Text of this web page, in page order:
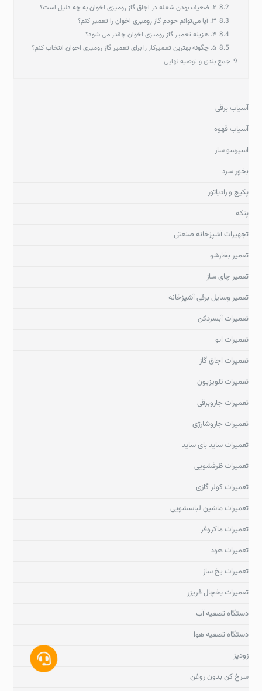
8.2 ۲. ضعیف بودن شعله در اجاق گاز رومیزی اخوان به چه دلیل است؟
8.3 ۳. آیا می‌توانم خودم گاز رومیزی اخوان را تعمیر کنم؟
8.4 ۴. هزینه تعمیر گاز رومیزی اخوان چقدر می شود؟
8.5 ۵. چگونه بهترین تعمیرکار را برای تعمیر گاز رومیزی اخوان انتخاب کنم؟
9 جمع‌ بندی و توصیه نهایی
آسیاب برقی
آسیاب قهوه
اسپرسو ساز
بخور سرد
پکیج و رادیاتور
پنکه
تجهیزات آشپزخانه صنعتی
تعمیر بخارشو
تعمیر چای ساز
تعمیر وسایل برقی آشپزخانه
تعمیرات آبسردکن
تعمیرات اتو
تعمیرات اجاق گاز
تعمیرات تلویزیون
تعمیرات جاروبرقی
تعمیرات جاروشارژی
تعمیرات ساید بای ساید
تعمیرات ظرفشویی
تعمیرات کولر گازی
تعمیرات ماشین لباسشویی
تعمیرات ماکروفر
تعمیرات هود
تعمیرات یخ ساز
تعمیرات یخچال فریزر
دستگاه تصفیه آب
دستگاه تصفیه هوا
زودپز
سرخ کن بدون روغن